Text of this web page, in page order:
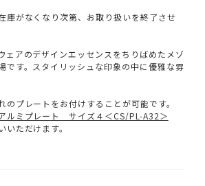
庫がなくなり次第、お取り扱いを終了させ
ェアのデザインエッセンスをちりばめたメゾ
です。スタイリッシュな印象の中に優雅な雰
のプレートをお付けすることが可能です。
ルミプレート サイズ４＜CS/PL-A32＞
ただけます。